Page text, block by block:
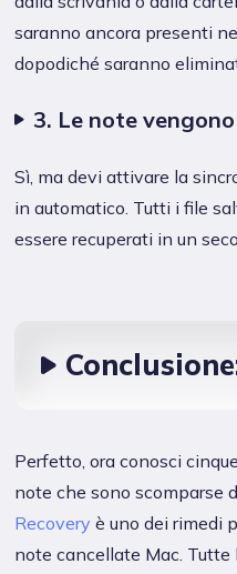
saranno ancora presenti
dopodiché saranno
3. Le note
Sì, ma devi attivare la
in automatico. Tutti i file
essere recuperati in un
Perfetto, ora conosci
note che sono scomparse
Recovery è uno dei rimedi
note cancellate Mac.